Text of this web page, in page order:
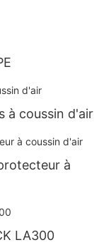
à coussin d'air
à
LA300